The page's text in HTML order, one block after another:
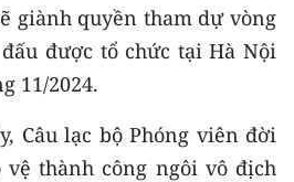
- MỖI XÃ
giành quyền tham dự vòng
được tổ chức tại Hà Nội
11/2024.
Câu lạc bộ Phóng viên đời
vệ thành công ngôi vô địch